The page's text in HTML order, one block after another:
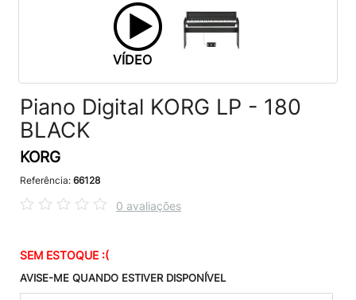
VÍDEO
Piano Digital KORG LP - 180
BLACK
KORG
Referência: 66128
0 avaliações
SEM ESTOQUE :(
AVISE-ME QUANDO ESTIVER DISPONÍVEL